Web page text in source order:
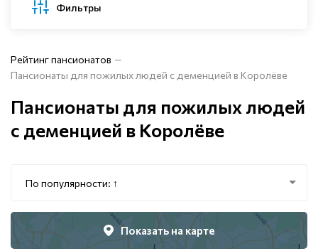
Фильтры
Рейтинг пансионатов
Пансионаты для пожилых людей с деменцией в Королёве
Пансионаты для пожилых людей
с деменцией в Королёве
По популярности: ↑
Показать на карте